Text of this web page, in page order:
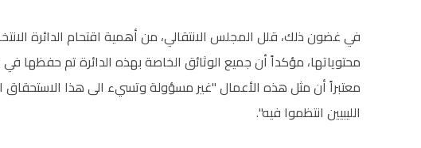
في غضون ذلك، قلل المجلس الانتقالي، من أهمية اقتحام الدائرة
محتوياتها، مؤكداً أن جميع الوثائق الخاصة بهذه الدائرة تم حفظها
الليبيين انتظموا فيه".